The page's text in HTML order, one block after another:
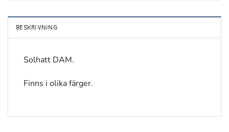
BESKRIVNING
Solhatt DAM.
Finns i olika färger.